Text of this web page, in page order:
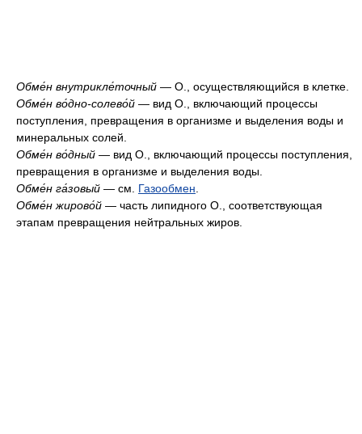
Обме́н внутрикле́точный — О., осуществляющийся в клетке.
Обме́н во́дно-солево́й — вид О., включающий процессы
поступления, превращения в организме и выделения воды и
минеральных солей.
Обме́н во́дный — вид О., включающий процессы поступления,
превращения в организме и выделения воды.
Обме́н га́зовый — см. Газообмен
Обме́н жирово́й — часть липидного О., соответствующая
этапам превращения нейтральных жиров.